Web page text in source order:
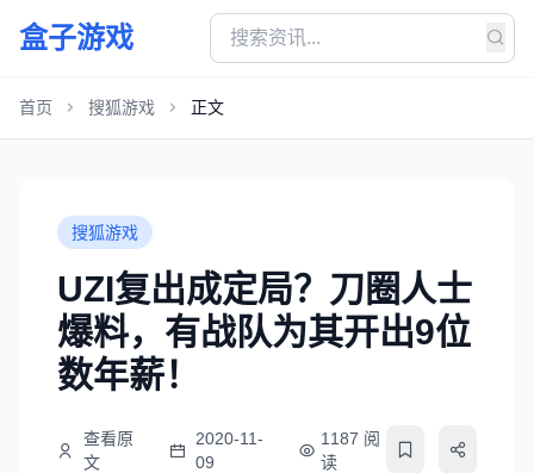
盒子游戏
首页 搜狐游戏 正文
搜狐游戏
UZI复出成定局？刀圈人士
爆料，有战队为其开出9位
数年薪！
查看原
文
2020-11-
09
1187 阅
读